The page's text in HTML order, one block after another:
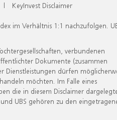
| KeyInvest Disclaimer
im Verhältnis 1:1 nachzufolgen.
verbundenen
Dokumente (zusammen
Dienstleistungen dürfen
möchten. Im Falle eines
die in diesem Disclaimer
UBS gehören zu den